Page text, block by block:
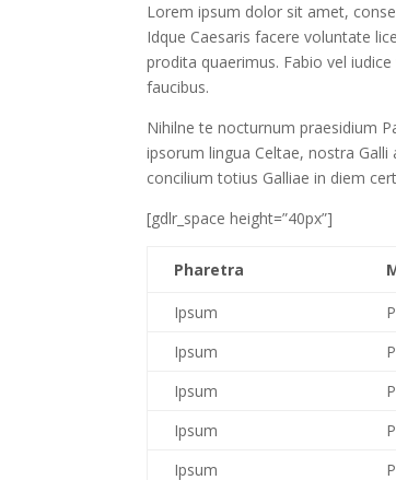
Lorem ipsum dolor sit amet,
Idque Caesaris facere voluntate
prodita quaerimus. Fabio vel
faucibus.
Nihilne te nocturnum praesidium
ipsorum lingua Celtae, nostra
concilium totius Galliae in diem
[gdlr_space height=”40px”]
Pharetra
Ipsum
Ipsum
Ipsum
Ipsum
Ipsum